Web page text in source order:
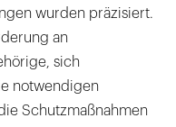
wurden präzisiert.
an
sich
notwendigen
Schutzmaßnahmen